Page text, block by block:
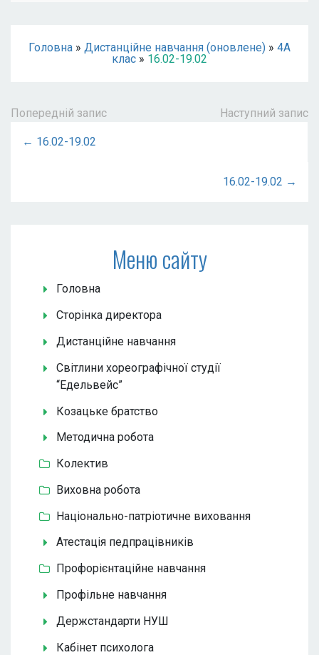
Головна » Дистанційне навчання (оновлене) » 4А
клас » 16.02-19.02
Попередній запис Наступний запис
← 16.02-19.02
16.02-19.02 →
Меню сайту
Головна
Сторінка директора
Дистанційне навчання
Світлини хореографічної студії
“Едельвейс”
Козацьке братство
Методична робота
Колектив
Виховна робота
Національно-патріотичне виховання
Атестація педпрацівників
Профорієнтаційне навчання
Профільне навчання
Держстандарти НУШ
Кабінет психолога